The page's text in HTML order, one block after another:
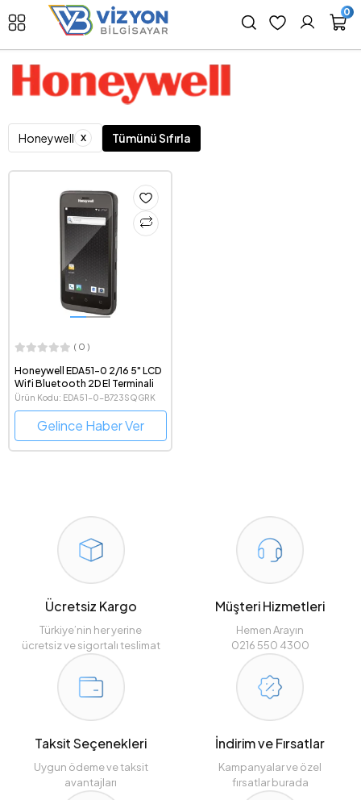
0
Honeywell x Tümünü Sıfırla
( 0 )
Honeywell EDA51-0 2/16 5" LCD
Wifi Bluetooth 2D El Terminali
Ürün Kodu: EDA51-0-B723SQGRK
Gelince Haber Ver
Ücretsiz Kargo
Türkiye’nin her yerine
ücretsiz ve sigortalı teslimat
Müşteri Hizmetleri
Hemen Arayın
0216 550 4300
Taksit Seçenekleri
Uygun ödeme ve taksit
avantajları
İndirim ve Fırsatlar
Kampanyalar ve özel
fırsatlar burada